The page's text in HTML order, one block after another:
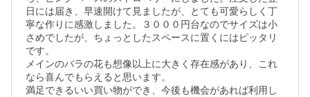
日には届き、早速開けて見ましたが、とても可愛らしく丁
寧な作りに感激しました。３０００円台なのでサイズは小
さめでしたが、ちょっとしたスペースに置くにはピッタリ
です。
メインのバラの花も想像以上に大きく存在感があり、これ
なら喜んでもらえると思います。
満足できるいい買い物ができ、今後も機会があれば利用し